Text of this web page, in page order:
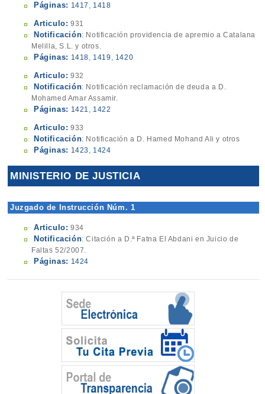
Páginas: 1417 , 1418
Articulo: 931
Notificación: Notificación providencia de apremio a Catalana
Melilla, S.L. y otros.
Páginas: 1418, 1419 , 1420
Articulo: 932
Notificación: Notificación reclamación de deuda a D.
Mohamed Amar Assamir.
Páginas: 1421 , 1422
Articulo: 933
Notificación: Notificación a D. Hamed Mohand Ali y otros
Páginas: 1423 , 1424
MINISTERIO DE JUSTICIA
Juzgado de Instrucción Núm. 1
Articulo: 934
Notificación: Citación a D.ª Fatna El Abdani en Juicio de
Faltas 52/2007.
Páginas: 1424